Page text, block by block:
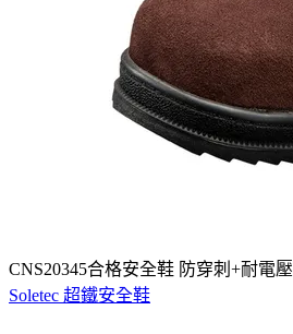
CNS20345合格安全鞋 防穿刺+耐電壓
Soletec 超鐵安全鞋